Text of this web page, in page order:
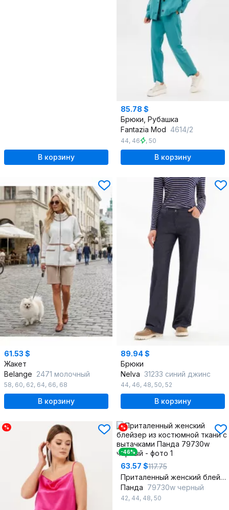
В корзину
85.78 $
Брюки, Рубашка
Fantazia Mod 4614/2
44, 46 , 50
В корзину
61.53 $
Жакет
Belange 2471 молочный
58, 60, 62, 64, 66, 68
В корзину
89.94 $
Брюки
Nelva 31233 синий джинс
44, 46, 48, 50, 52
В корзину
% %
-46%
63.57 $117.75
Приталенный женский блейзер из костюмной ткани с вытачками
Панда 79730w черный
42, 44, 48, 50